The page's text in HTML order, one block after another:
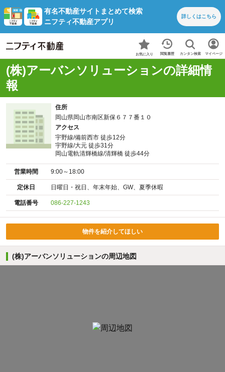
有名不動産サイトまとめて検索
ニフティ不動産アプリ
詳しくはこちら
お気に入り 閲覧履歴 カンタン検索 マイページ
(株)アーバンソリューションの詳細情
報
住所
岡山県岡山市南区新保６７７番１０
アクセス
宇野線/備前西市 徒歩12分
宇野線/大元 徒歩31分
岡山電軌清輝橋線/清輝橋 徒歩44分
営業時間 9:00～18:00
定休日 日曜日・祝日、年末年始、GW、夏季休暇
電話番号 086-227-1243
物件を紹介してほしい
(株)アーバンソリューションの周辺地図